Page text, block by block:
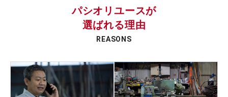
パシオリユースが
選ばれる理由
REASONS